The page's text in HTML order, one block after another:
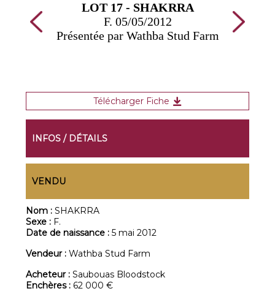
LOT 17 - SHAKRRA
F. 05/05/2012
Présentée par Wathba Stud Farm
Télécharger Fiche
INFOS / DÉTAILS
VENDU
Nom :SHAKRRA
Sexe : F.
Date de naissance :5 mai 2012
Vendeur :Wathba Stud Farm
Acheteur :Saubouas Bloodstock
Enchères : 62 000 €